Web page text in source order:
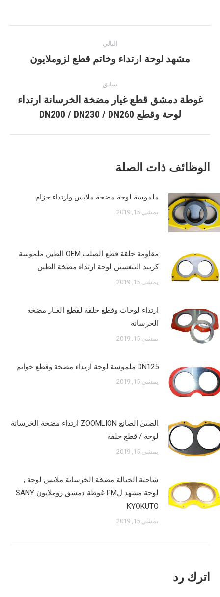
الملاحة
سابق
المنشور
السابق:
غوطة دمشق قطع غيار مضخة الخرسانة ارتداء
لوحة وقطع DN200 / DN230 / DN260
التالي
مرحلة
بعد
القادم:
مشهد لوحة ارتداء وخاتم قطع لزوملايون
الوظائف ذات الصلة
ملموسة لوحة مضخة ملابس وارتداء حزام
يمشي 15, 2019
مقاومة حلقة قطع الصلب OEM الطين ملموسة
كربيد التنغستن لوحة ارتداء مضخة الطين
يمشي 15, 2019
ارتداء لوحات وقطع حلقة لقطع الغيار مضخة
الخرسانة
يمشي 15, 2019
DN125 ملموسة لوحة ارتداء مضخة وقطع خواتم
يمشي 15, 2019
الصين الصانع ZOOMLION ارتداء مضخة الخرسانة
لوحة / قطع حلقة
يمشي 15, 2019
شاحنة الخيالة مضخة الخرسانة ملابس لوحة ,
لوحة مشهد لPM غوطة دمشق زوملايون SANY
KYOKUTO
يمشي 15, 2019
اترك رد